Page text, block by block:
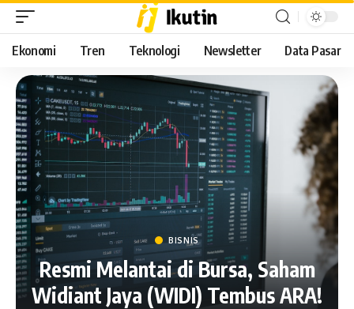
Ekonomi Tren Teknologi Newsletter Data Pasar
BISNIS
Resmi Melantai di Bursa, Saham
Widiant Jaya (WIDI) Tembus ARA!